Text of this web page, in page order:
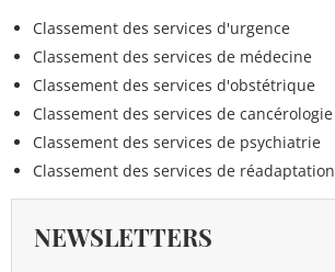
Classement des services d'urgence
Classement des services de médecine
Classement des services d'obstétrique
Classement des services de cancérologie
Classement des services de psychiatrie
Classement des services de réadaptation
NEWSLETTERS